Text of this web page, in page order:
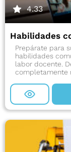
4.33
Habilidades
Prepárate para
habilidades
labor docente.
completamente